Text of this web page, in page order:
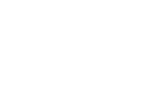
투자신탁UH[채권](날인).pdf